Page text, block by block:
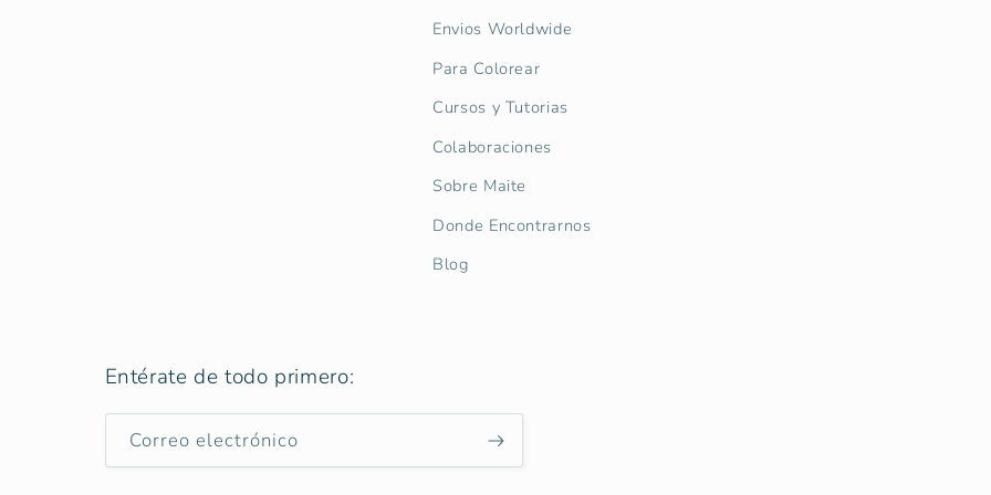
Envios Worldwide
Para Colorear
Cursos y Tutorias
Colaboraciones
Sobre Maite
Donde Encontrarnos
Blog
Entérate de todo primero:
Correo electrónico